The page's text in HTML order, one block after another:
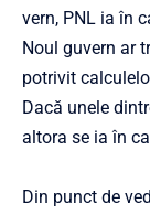
vern, PNL ia în
Noul guvern ar
potrivit
Dacă unele
altora se ia în
Din punct de